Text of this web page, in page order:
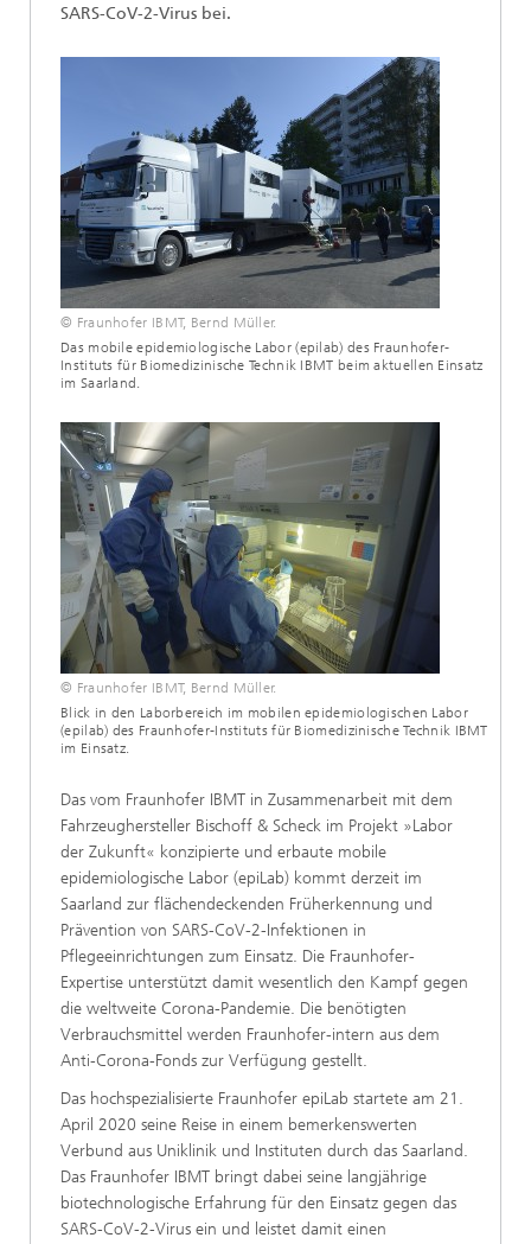
SARS-CoV-2-Virus bei.
© Fraunhofer IBMT, Bernd Müller.
Das mobile epidemiologische Labor (epilab) des Fraunhofer-
Instituts für Biomedizinische Technik IBMT beim aktuellen Einsatz
im Saarland.
© Fraunhofer IBMT, Bernd Müller.
Blick in den Laborbereich im mobilen epidemiologischen Labor
(epilab) des Fraunhofer-Instituts für Biomedizinische Technik IBMT
im Einsatz.
Das vom Fraunhofer IBMT in Zusammenarbeit mit dem
Fahrzeughersteller Bischoff & Scheck im Projekt »Labor
der Zukunft« konzipierte und erbaute mobile
epidemiologische Labor (epiLab) kommt derzeit im
Saarland zur flächendeckenden Früherkennung und
Prävention von SARS-CoV-2-Infektionen in
Pflegeeinrichtungen zum Einsatz. Die Fraunhofer-
Expertise unterstützt damit wesentlich den Kampf gegen
die weltweite Corona-Pandemie. Die benötigten
Verbrauchsmittel werden Fraunhofer-intern aus dem
Anti-Corona-Fonds zur Verfügung gestellt.
Das hochspezialisierte Fraunhofer epiLab startete am 21.
April 2020 seine Reise in einem bemerkenswerten
Verbund aus Uniklinik und Instituten durch das Saarland.
Das Fraunhofer IBMT bringt dabei seine langjährige
biotechnologische Erfahrung für den Einsatz gegen das
SARS-CoV-2-Virus ein und leistet damit einen